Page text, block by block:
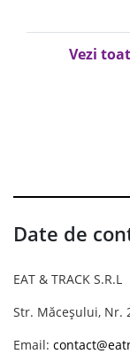
Vezi
Date de
EAT & TRACK S.R.L
Str. Măceșului, Nr.
Email: